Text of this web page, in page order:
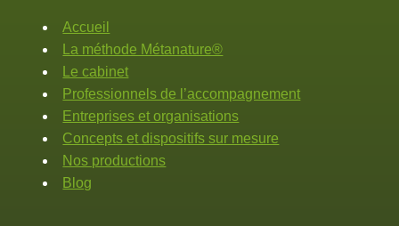
Accueil
La méthode Métanature®
Le cabinet
Professionnels de l’accompagnement
Entreprises et organisations
Concepts et dispositifs sur mesure
Nos productions
Blog